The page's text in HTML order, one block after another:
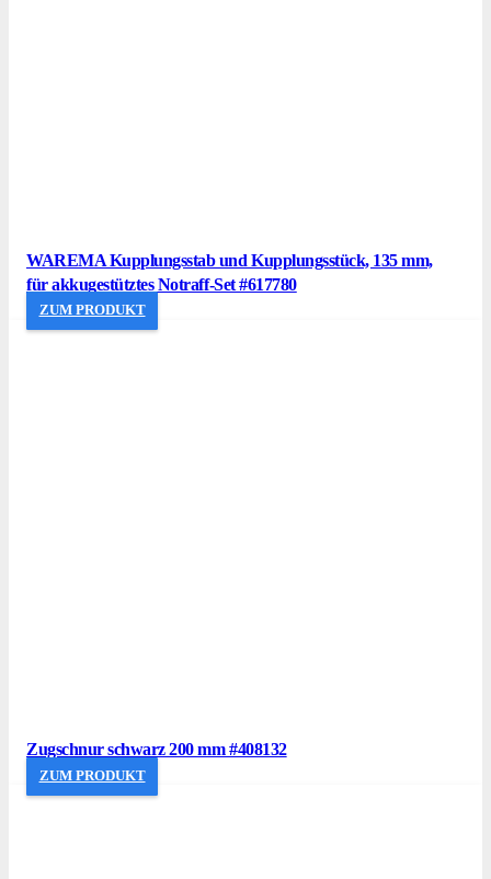
WAREMA Kupplungsstab und Kupplungsstück, 135 mm,
für akkugestütztes Notraff-Set #617780
ZUM PRODUKT
Zugschnur schwarz 200 mm #408132
ZUM PRODUKT